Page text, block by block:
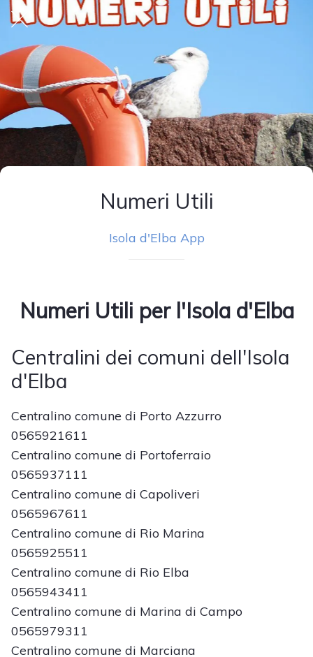
Numeri Utili
Isola d'Elba App
Numeri Utili per l'Isola d'Elba
Centralini dei comuni dell'Isola
d'Elba
Centralino comune di Porto Azzurro
0565921611
Centralino comune di Portoferraio
0565937111
Centralino comune di Capoliveri
0565967611
Centralino comune di Rio Marina
0565925511
Centralino comune di Rio Elba
0565943411
Centralino comune di Marina di Campo
0565979311
Centralino comune di Marciana